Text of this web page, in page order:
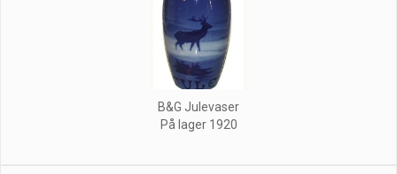
B&G Julevaser
På lager 1920